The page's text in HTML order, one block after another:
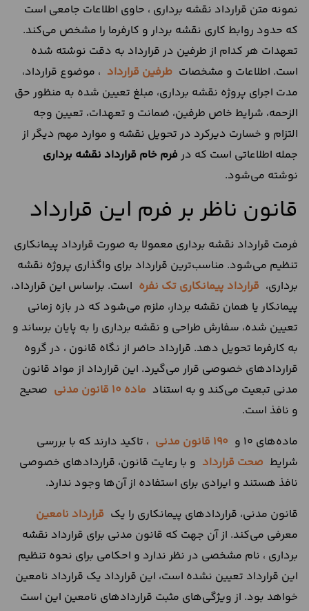
نمونه متن قرارداد نقشه برداری ، حاوی اطلاعات جامعی است
که حدود روابط کاری نقشه بردار و کارفرما را مشخص می‌کند.
تعهدات هر کدام از طرفین در قرارداد به دقت نوشته شده
است. اطلاعات و مشخصات طرفین قرارداد ، موضوع قرارداد،
مدت اجرای پروژه نقشه برداری، مبلغ تعیین شده به منظور حق
الزحمه، شرایط خاص طرفین، ضمانت و تعهدات، تعیین وجه
التزام و خسارت دیرکرد در تحویل نقشه و موارد مهم دیگر از
جمله اطلاعاتی است که در فرم خام قرارداد نقشه برداری
نوشته می‌شود.
قانون ناظر بر فرم این قرارداد
فرمت قرارداد نقشه برداری معمولا به صورت قرارداد پیمانکاری
تنظیم می‌شود. مناسب‌ترین قرارداد برای واگذاری پروژه نقشه
برداری، قرارداد پیمانکاری تک نفره است. براساس این قرارداد،
پیمانکار یا همان نقشه بردار، ملزم می‌شود که در بازه زمانی
تعیین شده، سفارش طراحی و نقشه برداری را به پایان برساند و
به کارفرما تحویل دهد. قرارداد حاضر از نگاه قانون ، در گروه
قراردادهای خصوصی قرار می‌گیرد. این قرارداد از مواد قانون
مدنی تبعیت می‌کند و به استناد ماده 10 قانون مدنی
صحیح
و نافذ است.
ماده‌های 10 و
190 قانون مدنی
، تاکید دارند که با بررسی
شرایط صحت قرارداد و با رعایت قانون، قراردادهای خصوصی
نافذ هستند و ایرادی برای استفاده از آن‌ها وجود ندارد.
قانون مدنی، قرارداد‌های پیمانکاری را یک قرارداد نامعین
معرفی می‌کند. از آن جهت که قانون مدنی برای قرارداد نقشه
برداری ، نام مشخصی در نظر ندارد و احکامی برای نحوه تنظیم
این قرارداد تعیین نشده است، این قرارداد یک قرارداد نامعین
خواهد بود. از ویژگی‌های مثبت قراردادهای نامعین این است